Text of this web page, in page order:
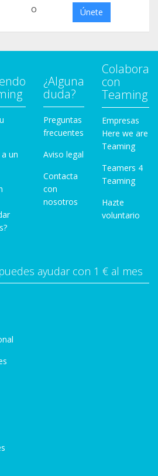
o Únete
un
¿Alguna
duda?
Preguntas
frecuentes
Aviso legal
Contacta
con
nosotros
Colabora
con
Teaming
Empresas
Here we are
Teaming
Teamers 4
Teaming
Hazte
voluntario
ayudar con 1 € al mes